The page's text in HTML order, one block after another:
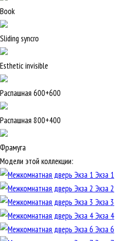
Book
Sliding syncro
Esthetic invisible
Распашная 600+600
Распашная 800+400
Фрамуга
Модели этой коллекции:
Экза 1
Экза 2
Экза 3
Экза 4
Экза 6